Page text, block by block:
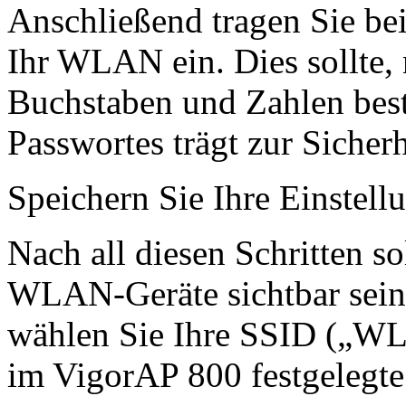
Anschließend tragen Sie
Ihr WLAN ein. Dies sollte,
Buchstaben und Zahlen
Passwortes trägt zur
Speichern Sie Ihre
Nach all diesen Schritten
WLAN-Geräte sichtbar
wählen Sie Ihre SSID
im VigorAP 800